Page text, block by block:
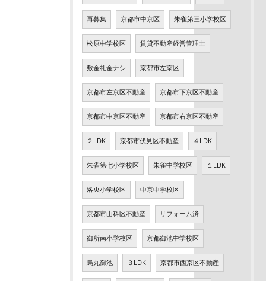
再募集 京都市中京区 朱雀第三小学校区
松原中学校区 賃貸不動産経営管理士
敷金礼金ナシ 京都市左京区
京都市左京区不動産 京都市下京区不動産
京都市中京区不動産 京都市右京区不動産
２LDK 京都市伏見区不動産 ４LDK
朱雀第七小学校区 朱雀中学校区 １LDK
洛央小学校区 中京中学校区
京都市山科区不動産 リフォーム済
御所南小学校区 京都御池中学校区
烏丸御池 ３LDK 京都市西京区不動産